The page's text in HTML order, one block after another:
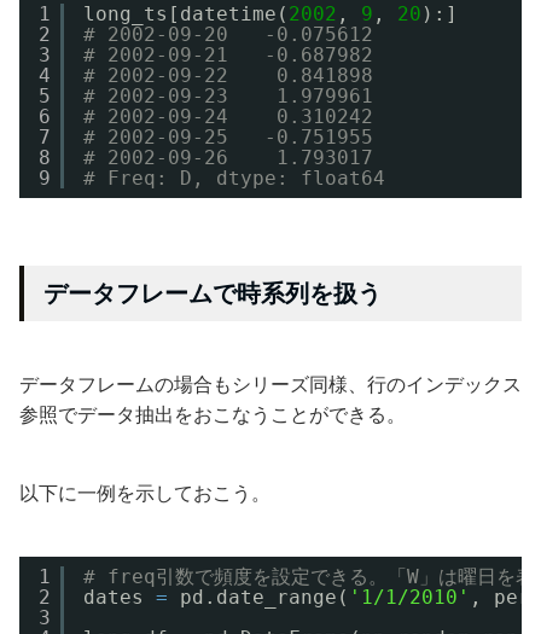
1
2
3
4
5
6
7
8
9
long_ts[datetime( 2002 , 9 , 20 ):]
# 2002-09-20   -0.075612
# 2002-09-21   -0.687982
# 2002-09-22    0.841898
# 2002-09-23    1.979961
# 2002-09-24    0.310242
# 2002-09-25   -0.751955
# 2002-09-26    1.793017
# Freq: D, dtype: float64
データフレームで時系列を扱う
データフレームの場合もシリーズ同様、行のインデックス
参照でデータ抽出をおこなうことができる。
以下に一例を示しておこう。
1
2
3
# freq引数で頻度を設定できる。「W」は曜日を表
dates = pd.date_range( '1/1/2010' ,